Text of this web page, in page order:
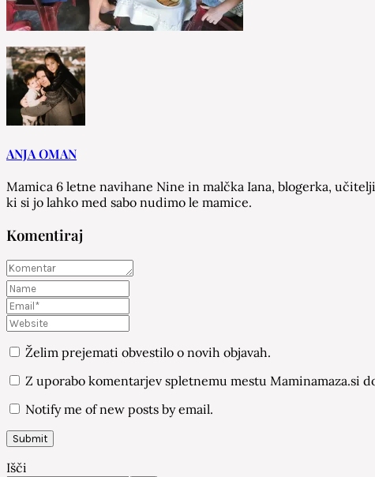
ANJA OMAN
Mamica 6 letne navihane Nine in malčka Iana, blogerka,
ki si jo lahko med sabo nudimo le mamice.
Komentiraj
Želim prejemati obvestilo o novih objavah.
Z uporabo komentarjev spletnemu mestu Maminamaza.si
Notify me of new posts by email.
Išči